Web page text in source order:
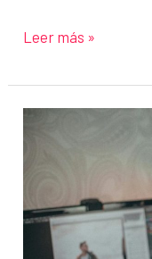
Cómo
dos
ordenadores
archivos
Leer más »